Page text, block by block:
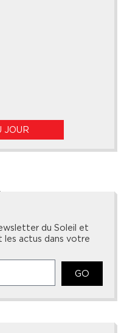
JOUR
du Soleil et
actus dans votre
GO